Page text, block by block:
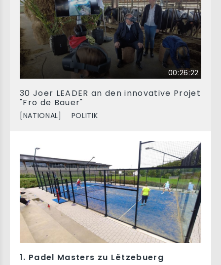
00:26:22
30 Joer LEADER an den innovative Projet
"Fro de Bauer"
[NATIONAL] POLITIK
1. Padel Masters zu Lëtzebuerg